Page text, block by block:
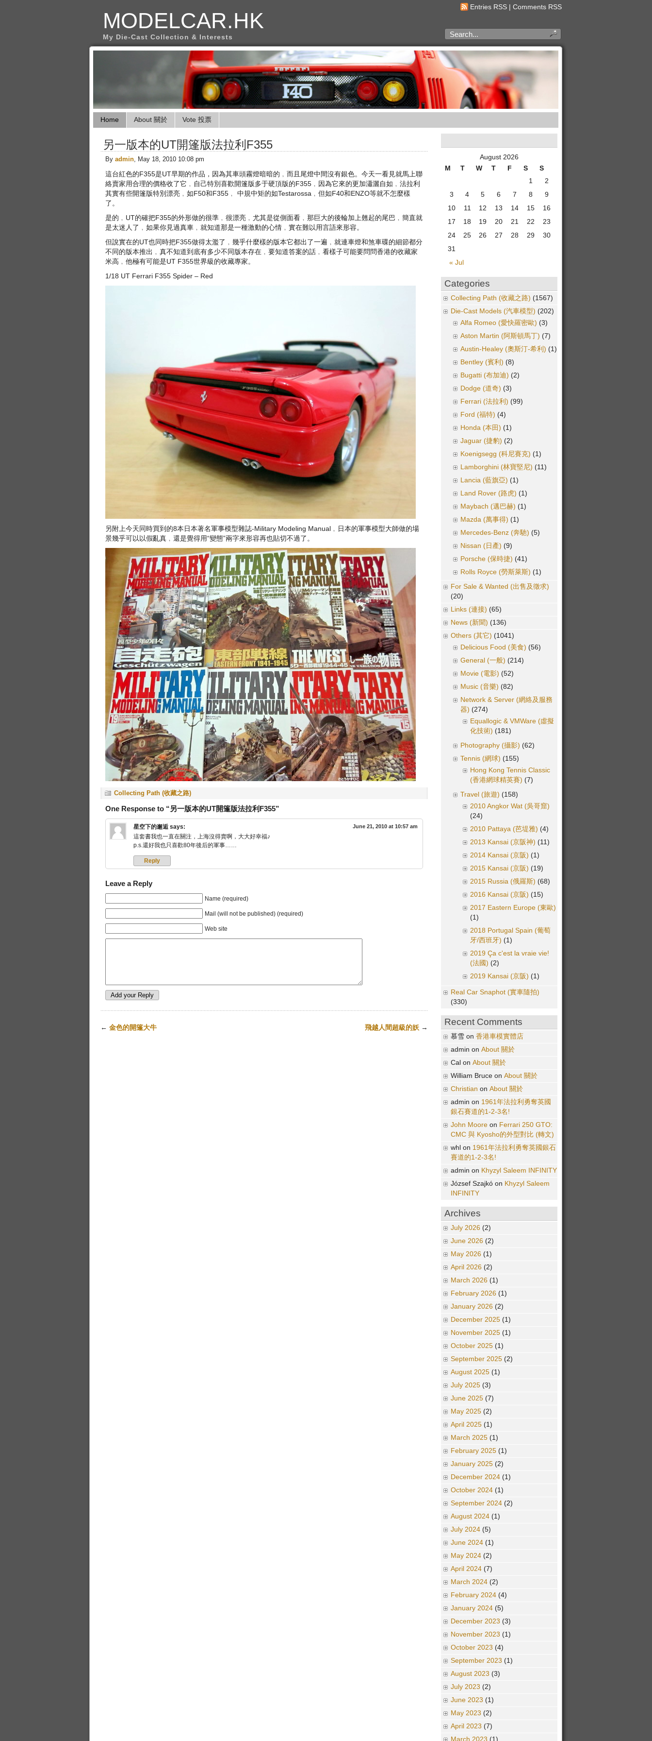
Entries RSS | Comments RSS
MODELCAR.HK
My Die-Cast Collection & Interests
Home About 關於 Vote 投票
另一版本的UT開篷版法拉利F355
By admin, May 18, 2010 10:08 pm
這台紅色的F355是UT早期的作品，因為其車頭霧燈暗暗的﹐而且尾燈中間沒有銀色。今天一看見就馬上聯
絡賣家用合理的價格收了它﹐自己特別喜歡開篷版多于硬頂版的F355﹐因為它來的更加瀟灑自如﹐法拉利
其實有些開篷版特別漂亮﹐如F50和F355﹐ 中規中矩的如Testarossa﹐但如F40和ENZO等就不怎麼樣
了。
是的﹐UT的確把F355的外形做的很準﹐很漂亮﹐尤其是從側面看﹐那巨大的後輪加上翹起的尾巴﹐簡直就
是太迷人了﹐如果你見過真車﹐就知道那是一種激動的心情﹐實在難以用言語來形容。
但說實在的UT也同時把F355做得太濫了﹐幾乎什麼樣的版本它都出了一遍﹐就連車燈和煞車碟的細節都分
不同的版本推出﹐真不知道到底有多少不同版本存在﹐要知道答案的話﹐看樣子可能要問問香港的收藏家
米高﹐他極有可能是UT F355世界級的收藏專家。
1/18 UT Ferrari F355 Spider – Red
另附上今天同時買到的8本日本著名軍事模型雜誌-Military Modeling Manual﹐日本的軍事模型大師做的場
景幾乎可以以假亂真﹐還是覺得用“變態”兩字來形容再也貼切不過了。
Collecting Path (收藏之路)
One Response to “另一版本的UT開篷版法拉利F355”
星空下的邂逅 says: June 21, 2010 at 10:57 am
這套書我也一直在關注，上海沒得賣啊，大大好幸福♪
p.s.還好我也只喜歡80年後后的軍事……
Reply
Leave a Reply
Name (required)
Mail (will not be published) (required)
Web site
← 金色的開篷大牛 飛越人間超級的妖 →
August 2026
M
T W T F S S
« Jul
1
2
3
4 5 6 7 8
9
10
11 12 13 14 15
16
17
18 19 20 21 22
23
24
25 26 27 28 29
30
31
Categories
Collecting Path (收藏之路) (1567)
Die-Cast Models (汽車模型) (202)
Alfa Romeo (愛快羅密歐) (3)
Aston Martin (阿斯頓馬丁) (7)
Austin-Healey (奧斯汀-希利) (1)
Bentley (賓利) (8)
Bugatti (布加迪) (2)
Dodge (道奇) (3)
Ferrari (法拉利) (99)
Ford (福特) (4)
Honda (本田) (1)
Jaguar (捷豹) (2)
Koenigsegg (科尼賽克) (1)
Lamborghini (林寶堅尼) (11)
Lancia (藍旗亞) (1)
Land Rover (路虎) (1)
Maybach (邁巴赫) (1)
Mazda (萬事得) (1)
Mercedes-Benz (奔馳) (5)
Nissan (日產) (9)
Porsche (保時捷) (41)
Rolls Royce (勞斯萊斯) (1)
For Sale & Wanted (出售及徵求)
(20)
Links (連接) (65)
News (新聞) (136)
Others (其它) (1041)
Delicious Food (美食) (56)
General (一般) (214)
Movie (電影) (52)
Music (音樂) (82)
Network & Server (網絡及服務
器) (274)
Equallogic & VMWare (虛擬
化技術) (181)
Photography (攝影) (62)
Tennis (網球) (155)
Hong Kong Tennis Classic
(香港網球精英賽) (7)
Travel (旅遊) (158)
2010 Angkor Wat (吳哥窟)
(24)
2010 Pattaya (芭堤雅) (4)
2013 Kansai (京阪神) (11)
2014 Kansai (京阪) (1)
2015 Kansai (京阪) (19)
2015 Russia (俄羅斯) (68)
2016 Kansai (京阪) (15)
2017 Eastern Europe (東歐)
(1)
2018 Portugal Spain (葡萄
牙/西班牙) (1)
2019 Ça c'est la vraie vie!
(法國) (2)
2019 Kansai (京阪) (1)
Real Car Snaphot (實車隨拍)
(330)
Recent Comments
慕雪 on 香港車模實體店
admin on About 關於
Cal on About 關於
William Bruce on About 關於
Christian on About 關於
admin on 1961年法拉利勇奪英國
銀石賽道的1-2-3名!
John Moore on Ferrari 250 GTO:
CMC 與 Kyosho的外型對比 (轉文)
whl on 1961年法拉利勇奪英國銀石
賽道的1-2-3名!
admin on Khyzyl Saleem INFINITY
József Szajkó on Khyzyl Saleem
INFINITY
Archives
July 2026 (2)
June 2026 (2)
May 2026 (1)
April 2026 (2)
March 2026 (1)
February 2026 (1)
January 2026 (2)
December 2025 (1)
November 2025 (1)
October 2025 (1)
September 2025 (2)
August 2025 (1)
July 2025 (3)
June 2025 (7)
May 2025 (2)
April 2025 (1)
March 2025 (1)
February 2025 (1)
January 2025 (2)
December 2024 (1)
October 2024 (1)
September 2024 (2)
August 2024 (1)
July 2024 (5)
June 2024 (1)
May 2024 (2)
April 2024 (7)
March 2024 (2)
February 2024 (4)
January 2024 (5)
December 2023 (3)
November 2023 (1)
October 2023 (4)
September 2023 (1)
August 2023 (3)
July 2023 (2)
June 2023 (1)
May 2023 (2)
April 2023 (7)
March 2023 (1)